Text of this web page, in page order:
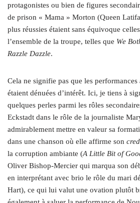
protagonistes ou bien de figures
de prison « Mama » Morton (Queen
plus réussies étaient sans équivoque
l’ensemble de la troupe, telles que We
Razzle Dazzle.
Cela ne signifie pas que les
étaient dénuées d’intérêt. Ici, je tiens à
quelques perles parmi les rôles
Eckstadt dans le rôle de la journaliste
admirablement mettre en valeur sa
dans une chanson où elle affirme son
la corruption ambiante (A Little Bit of
Oliver Bishop-Mercier qui marqua son
en interprétant avec brio le rôle du mari
Hart), ce qui lui valut une ovation plutôt